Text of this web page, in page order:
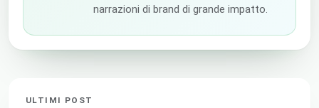
narrazioni di brand di grande impatto.
ULTIMI POST